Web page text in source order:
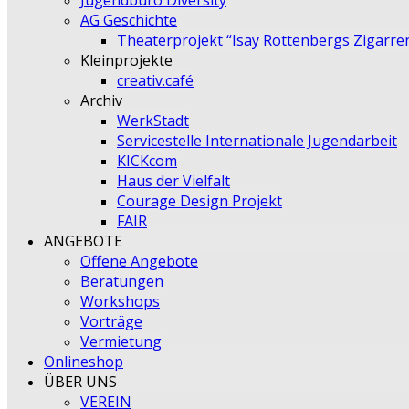
AG Geschichte
Theaterprojekt “Isay Rottenbergs
Kleinprojekte
creativ.café
Archiv
WerkStadt
Servicestelle Internationale Jugendarbeit
KICKcom
Haus der Vielfalt
Courage Design Projekt
FAIR
ANGEBOTE
Offene Angebote
Beratungen
Workshops
Vorträge
Vermietung
Onlineshop
ÜBER UNS
VEREIN